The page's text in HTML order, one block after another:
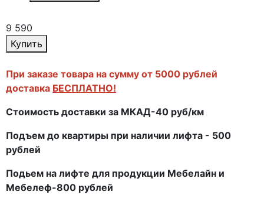
9 590
Купить
При заказе товара на сумму от 5000 рублей
доставка БЕСПЛАТНО!
Стоимость доставки за МКАД-40 руб/км
Подъем до квартиры при наличии лифта - 500
рублей
Подьем на лифте для продукции Мебелайн и
Мебелеф-800 рублей